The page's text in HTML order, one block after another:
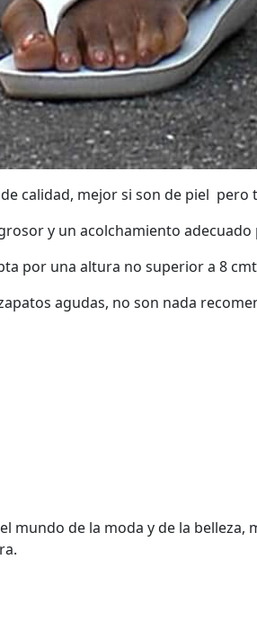
calidad, mejor si son de piel
y un acolchamiento
por una altura no superior a 8
agudas, no son nada
mundo de la moda y de la